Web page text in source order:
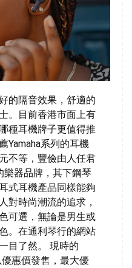
的隔音效果，舒適的
。目前香港市面上有
種耳機牌子更值得推
Yamaha系列的耳機
不等，豐儉由人任君
樂器品牌，其下鋼琴
式耳機產品同樣能夠
對時尚潮流的追求，
可選，無論是男生或
。在通利琴行的網站
目了然。 現時的
惠價發售，最大優